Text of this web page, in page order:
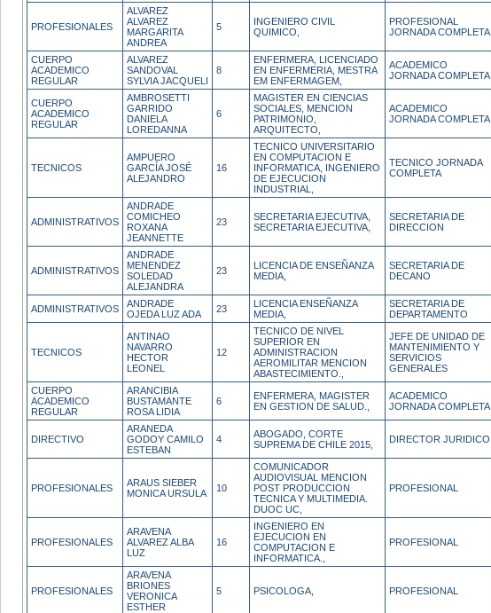
PROFESIONALES
ALVAREZ
ALVAREZ
MARGARITA
ANDREA
5
INGENIERO CIVIL
QUIMICO,
PROFESIONAL
JORNADA COMPLETA
CUERPO
ACADEMICO
REGULAR
ALVAREZ
SANDOVAL
SYLVIA JACQUELI
8
ENFERMERA, LICENCIADO
EN ENFERMERIA, MESTRA
EM ENFERMAGEM,
ACADEMICO
JORNADA COMPLETA
CUERPO
ACADEMICO
REGULAR
AMBROSETTI
GARRIDO
DANIELA
LOREDANNA
6
MAGISTER EN CIENCIAS
SOCIALES, MENCION
PATRIMONIO,
ARQUITECTO,
ACADEMICO
JORNADA COMPLETA
TECNICOS
AMPUERO
GARCÍA JOSÉ
ALEJANDRO
16
TECNICO UNIVERSITARIO
EN COMPUTACION E
INFORMATICA, INGENIERO
DE EJECUCION
INDUSTRIAL,
TECNICO JORNADA
COMPLETA
ADMINISTRATIVOS
ANDRADE
COMICHEO
ROXANA
JEANNETTE
23
SECRETARIA EJECUTIVA,
SECRETARIA EJECUTIVA,
SECRETARIA DE
DIRECCION
ADMINISTRATIVOS
ANDRADE
MENENDEZ
SOLEDAD
ALEJANDRA
23
LICENCIA DE ENSEÑANZA
MEDIA,
SECRETARIA DE
DECANO
ADMINISTRATIVOS
ANDRADE
OJEDA LUZ ADA
23
LICENCIA ENSEÑANZA
MEDIA,
SECRETARIA DE
DEPARTAMENTO
TECNICOS
ANTINAO
NAVARRO
HECTOR
LEONEL
12
TECNICO DE NIVEL
SUPERIOR EN
ADMINISTRACION
AEROMILITAR MENCION
ABASTECIMIENTO.,
JEFE DE UNIDAD DE
MANTENIMIENTO Y
SERVICIOS
GENERALES
CUERPO
ACADEMICO
REGULAR
ARANCIBIA
BUSTAMANTE
ROSA LIDIA
6
ENFERMERA, MAGISTER
EN GESTION DE SALUD.,
ACADEMICO
JORNADA COMPLETA
DIRECTIVO
ARANEDA
GODOY CAMILO
ESTEBAN
4
ABOGADO, CORTE
SUPREMA DE CHILE 2015,
DIRECTOR JURIDICO
PROFESIONALES
ARAUS SIEBER
MONICA URSULA
10
COMUNICADOR
AUDIOVISUAL MENCION
POST PRODUCCION
TECNICA Y MULTIMEDIA.
DUOC UC,
PROFESIONAL
PROFESIONALES
ARAVENA
ALVAREZ ALBA
LUZ
16
INGENIERO EN
EJECUCION EN
COMPUTACION E
INFORMATICA.,
PROFESIONAL
PROFESIONALES
ARAVENA
BRIONES
VERONICA
ESTHER
5 PSICOLOGA, PROFESIONAL